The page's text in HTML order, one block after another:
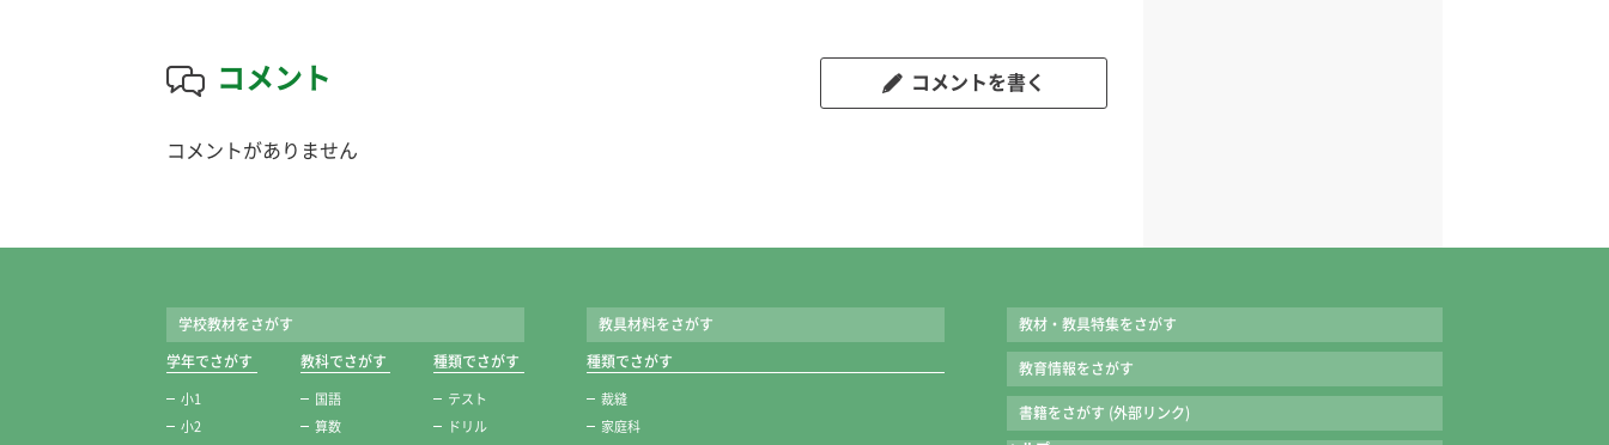
コメント コメントを書く
コメントがありません
学校教材をさがす
学年でさがす
小1
小2
教科でさがす
国語
算数
種類でさがす
テスト
ドリル
教具材料をさがす
種類でさがす
裁縫
家庭科
教材・教具特集をさがす
教育情報をさがす
書籍をさがす (外部リンク)